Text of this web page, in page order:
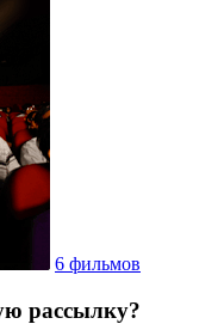
6 фильмов
рассылку?